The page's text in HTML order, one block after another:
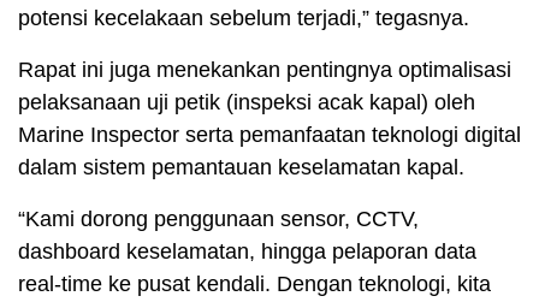
potensi kecelakaan sebelum terjadi,” tegasnya.
Rapat ini juga menekankan pentingnya optimalisasi
pelaksanaan uji petik (inspeksi acak kapal) oleh
Marine Inspector serta pemanfaatan teknologi digital
dalam sistem pemantauan keselamatan kapal.
“Kami dorong penggunaan sensor, CCTV,
dashboard keselamatan, hingga pelaporan data
real-time ke pusat kendali. Dengan teknologi, kita